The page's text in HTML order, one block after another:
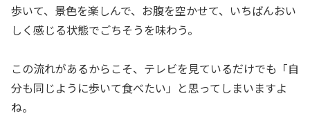
歩いて、景色を楽しんで、お腹を空かせて、いちばんおい
しく感じる状態でごちそうを味わう。
この流れがあるからこそ、テレビを見ているだけでも「自
分も同じように歩いて食べたい」と思ってしまいますよ
ね。